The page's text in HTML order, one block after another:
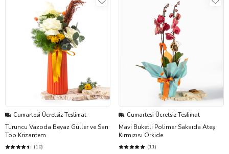
Cumartesi Ücretsiz Teslimat
Turuncu Vazoda Beyaz Güller ve Sarı
Top Krizantem
(10)
Cumartesi Ücretsiz Teslimat
Mavi Buketli Polimer Saksıda Ateş
Kırmızısı Orkide
(11)